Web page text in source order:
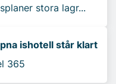
stora lagr...
ishotell står klart
365